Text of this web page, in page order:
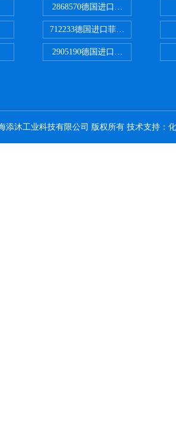
2868570德国进口菲尼克斯电源
712233德国进口菲尼克斯断路器
2905190德国进口菲尼克斯继电器
添沐工业科技有限公司 版权所有 技术支持：